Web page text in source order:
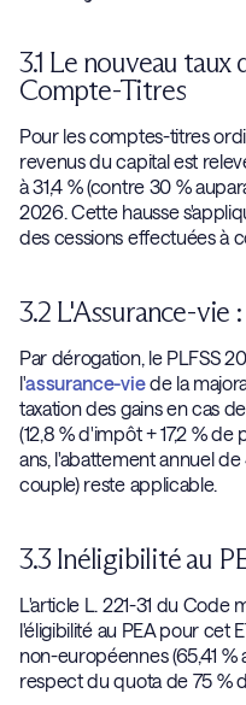
3.1 Le nouveau taux
Compte-Titres
Pour les comptes-titres
revenus du capital est
à 31,4 % (contre 30 %
2026. Cette hausse
des cessions effectuées à
3.2 L'Assurance-vie
Par dérogation, le PLFSS
l'assurance-viede la
taxation des gains en cas
(12,8 % d'impôt + 17,2 %
ans, l'abattement annuel
couple) reste applicable.
3.3 Inéligibilité au
L'article L. 221-31 du Code
l'éligibilité au PEA pour cet
non-européennes (65,41 %
respect du quota de 75 %